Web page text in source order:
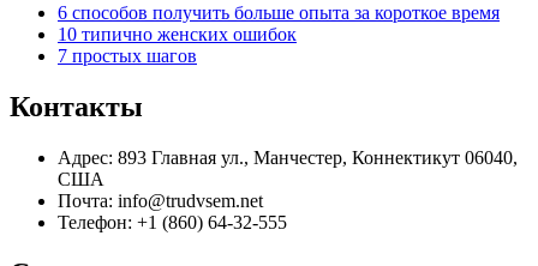
6 способов получить больше опыта за короткое время
10 типично женских ошибок
7 простых шагов
Контакты
Адрес: 893 Главная ул., Манчестер, Коннектикут 06040,
США
Почта: info@trudvsem.net
Телефон: +1 (860) 64-32-555